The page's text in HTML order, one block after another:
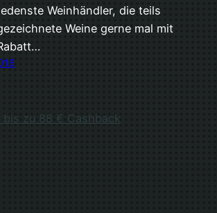
Weinhändler, die teils
Weine gerne mal mit